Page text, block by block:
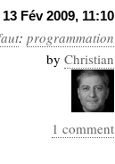
13 Fév 2009, 11:10
: programmation
by Christian
1 comment
Architecture
Ars-
Industrialis
business_model
cinéma